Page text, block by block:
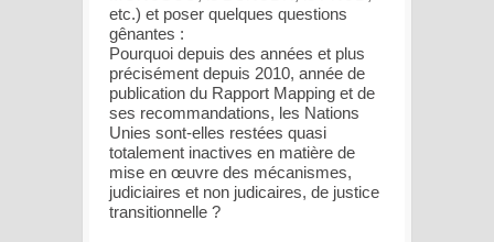
etc.) et poser quelques questions
gênantes :
Pourquoi depuis des années et plus
précisément depuis 2010, année de
publication du Rapport Mapping et de
ses recommandations, les Nations
Unies sont-elles restées quasi
totalement inactives en matière de
mise en œuvre des mécanismes,
judiciaires et non judicaires, de justice
transitionnelle ?